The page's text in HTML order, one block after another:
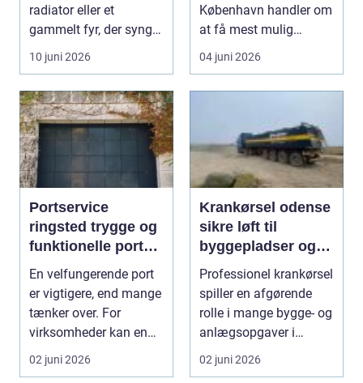
radiator eller et
gammelt fyr, der synger
på sidste vers, ...
10 juni 2026
København handler om
at få mest mulig
kvalitet og levetid u...
04 juni 2026
Portservice
ringsted trygge og
funktionelle porte i
hverdagen
En velfungerende port
er vigtigere, end mange
tænker over. For
virksomheder kan en
defekt port betyd...
02 juni 2026
Krankørsel odense
sikre løft til
byggepladser og
private opgaver
Professionel krankørsel
spiller en afgørende
rolle i mange bygge- og
anlægsopgaver i
Odense og omegn...
02 juni 2026